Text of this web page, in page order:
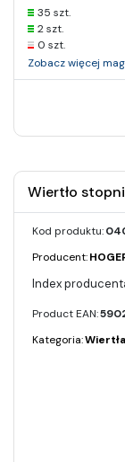
35 szt.
2 szt.
0 szt.
Zobacz więcej
Wiertło
Kod produktu:
Producent:
Product EAN:
Kategoria:Wiertła